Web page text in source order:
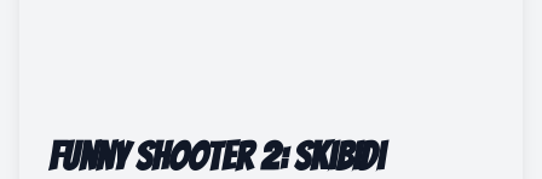
Funny Shooter 2: Skibidi